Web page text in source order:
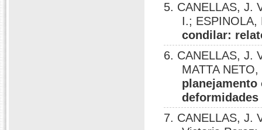
5. CANELLAS, J.
I.; ESPINOLA,
condilar:
6. CANELLAS, J.
MATTA
7. CANELLAS, J.